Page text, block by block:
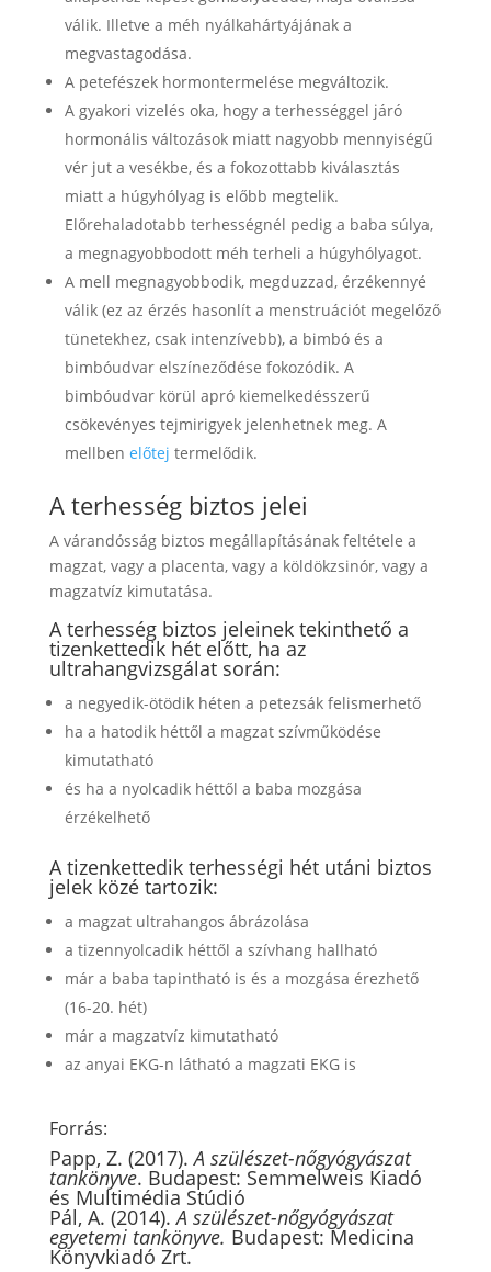
válik. Illetve a méh nyálkahártyájának a
megvastagodása.
A petefészek hormontermelése megváltozik.
A gyakori vizelés oka, hogy a terhességgel járó
hormonális változások miatt nagyobb mennyiségű
vér jut a vesékbe, és a fokozottabb kiválasztás
miatt a húgyhólyag is előbb megtelik.
Előrehaladotabb terhességnél pedig a baba súlya,
a megnagyobbodott méh terheli a húgyhólyagot.
A mell megnagyobbodik, megduzzad, érzékennyé
válik (ez az érzés hasonlít a menstruációt megelőző
tünetekhez, csak intenzívebb), a bimbó és a
bimbóudvar elszíneződése fokozódik. A
bimbóudvar körül apró kiemelkedésszerű
csökevényes tejmirigyek jelenhetnek meg. A
mellben előtej termelődik.
A terhesség biztos jelei
A várandósság biztos megállapításának feltétele a
magzat, vagy a placenta, vagy a köldökzsinór, vagy a
magzatvíz kimutatása.
A terhesség biztos jeleinek tekinthető a
tizenkettedik hét előtt, ha az
ultrahangvizsgálat során:
a negyedik-ötödik héten a petezsák felismerhető
ha a hatodik héttől a magzat szívműködése
kimutatható
és ha a nyolcadik héttől a baba mozgása
érzékelhető
A tizenkettedik terhességi hét utáni biztos
jelek közé tartozik:
a magzat ultrahangos ábrázolása
a tizennyolcadik héttől a szívhang hallható
már a baba tapintható is és a mozgása érezhető
(16-20. hét)
már a magzatvíz kimutatható
az anyai EKG-n látható a magzati EKG is
Forrás:
Papp, Z. (2017).A szülészet-nőgyógyászat
tankönyve. Budapest: Semmelweis Kiadó
és Multimédia Stúdió
Pál, A. (2014).A szülészet-nőgyógyászat
egyetemi tankönyve. Budapest: Medicina
Könyvkiadó Zrt.